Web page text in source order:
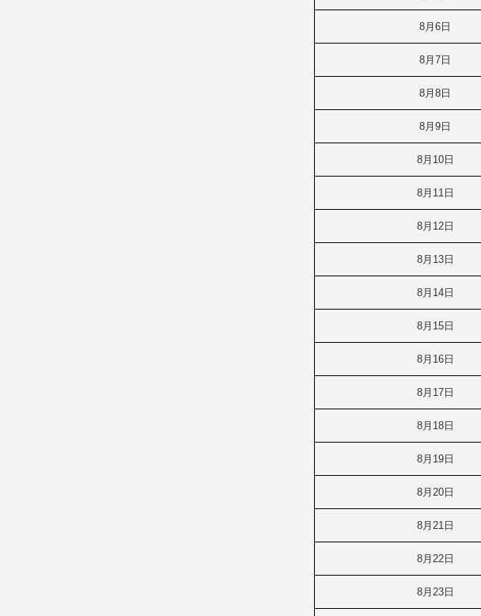
8月6日
8月7日
8月8日
8月9日
8月10日
8月11日
8月12日
8月13日
8月14日
8月15日
8月16日
8月17日
8月18日
8月19日
8月20日
8月21日
8月22日
8月23日